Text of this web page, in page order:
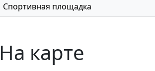
Спортивная площадка
На карте